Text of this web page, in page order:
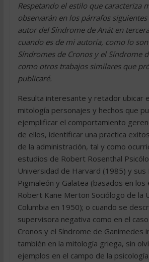
Respetando el estilo que caracteriza
observarán en los párrafos
autor del Síndrome de Anát en
cuando es de mi autoría, como lo
Síndromes de Cronos y el Síndrome
como otros trabajos similares que
publicaré.
Resulta interesante y retador ubicar
mitología personajes y hechos que
ejemplificar el comportamiento
de ellos, identificar una practica
de la administración, tal y como
estudios de Robert Rosenthal
Universidad de Harvard (1985) y sus
Pigmaleón y Galatea (basados en
Robert Kane Merton Sociólogo de la
Columbia en 1950); o cuando se
supervisora negativa como en el
Cronos y el Síndrome de Ganímedes
también en la mitología griega, sin
ejemplos en el campo de la